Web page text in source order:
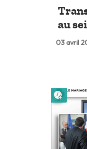
au
03 avril
Lire